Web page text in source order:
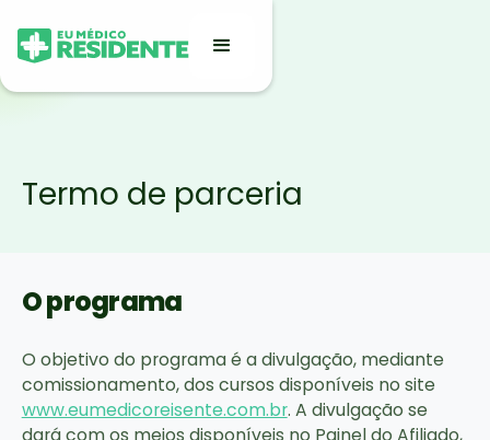
Termo de parceria
O programa
O objetivo do programa é a divulgação, mediante
comissionamento, dos cursos disponíveis no site
www.eumedicoreisente.com.br. A divulgação se